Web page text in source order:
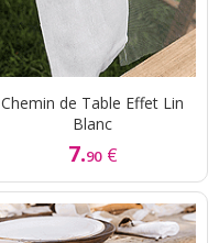
Chemin de Table Effet Lin
Blanc
7.90 €